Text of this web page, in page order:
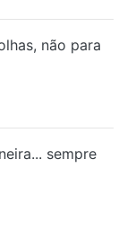
não para
sempre